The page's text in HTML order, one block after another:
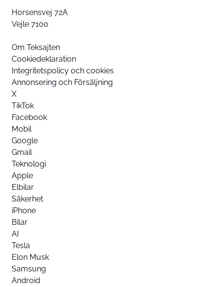
Horsensvej 72A
Vejle 7100
Om Teksajten
Cookiedeklaration
Integritetspolicy och cookies
Annonsering och Försäljning
X
TikTok
Facebook
Mobil
Google
Gmail
Teknologi
Apple
Elbilar
Säkerhet
iPhone
Bilar
AI
Tesla
Elon Musk
Samsung
Android